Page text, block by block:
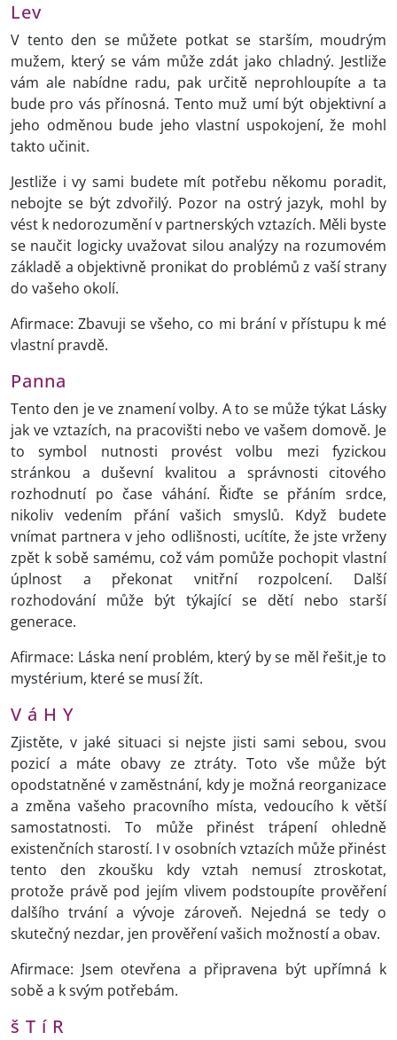
Lev
V tento den se můžete potkat se starším, moudrým
mužem, který se vám může zdát jako chladný. Jestliže
vám ale nabídne radu, pak určitě neprohloupíte a ta
bude pro vás přínosná. Tento muž umí být objektivní a
jeho odměnou bude jeho vlastní uspokojení, že mohl
takto učinit.
Jestliže i vy sami budete mít potřebu někomu poradit,
nebojte se být zdvořilý. Pozor na ostrý jazyk, mohl by
vést k nedorozumění v partnerských vztazích. Měli byste
se naučit logicky uvažovat silou analýzy na rozumovém
základě a objektivně pronikat do problémů z vaší strany
do vašeho okolí.
Afirmace: Zbavuji se všeho, co mi brání v přístupu k mé
vlastní pravdě.
Panna
Tento den je ve znamení volby. A to se může týkat Lásky
jak ve vztazích, na pracovišti nebo ve vašem domově. Je
to symbol nutnosti provést volbu mezi fyzickou
stránkou a duševní kvalitou a správnosti citového
rozhodnutí po čase váhání. Řiďte se přáním srdce,
nikoliv vedením přání vašich smyslů. Když budete
vnímat partnera v jeho odlišnosti, ucítíte, že jste vrženy
zpět k sobě samému, což vám pomůže pochopit vlastní
úplnost a překonat vnitřní rozpolcení. Další
rozhodování může být týkající se dětí nebo starší
generace.
Afirmace: Láska není problém, který by se měl řešit,je to
mystérium, které se musí žít.
V á H Y
Zjistěte, v jaké situaci si nejste jisti sami sebou, svou
pozicí a máte obavy ze ztráty. Toto vše může být
opodstatněné v zaměstnání, kdy je možná reorganizace
a změna vašeho pracovního místa, vedoucího k větší
samostatnosti. To může přinést trápení ohledně
existenčních starostí. I v osobních vztazích může přinést
tento den zkoušku kdy vztah nemusí ztroskotat,
protože právě pod jejím vlivem podstoupíte prověření
dalšího trvání a vývoje zároveň. Nejedná se tedy o
skutečný nezdar, jen prověření vašich možností a obav.
Afirmace: Jsem otevřena a připravena být upřímná k
sobě a k svým potřebám.
š T í R